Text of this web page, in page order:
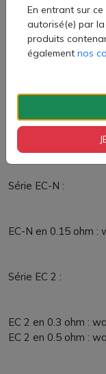
EC-A 0.5ohm:
EC-A 0.3ohm:
EC-A 0.15ohm:
EC-M en 0.15
EC-M Head en 0.3
Série EC-N :
EC-N en 0.15 ohm
Série EC 2 :
EC 2 en 0.3 ohm :
EC 2 en 0.5 ohm :
En entrant sur
autorisé(e) par
produits
également nos